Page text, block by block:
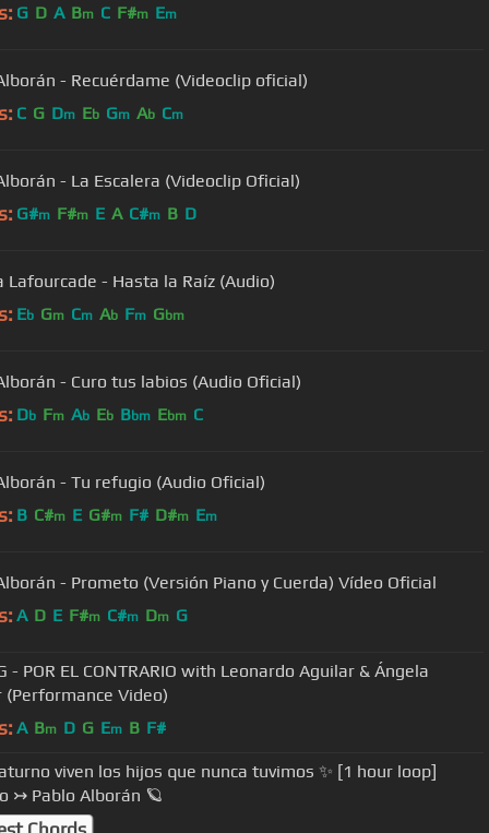
G D A Bm C F#m Em
- Recuérdame (Videoclip oficial)
C G Dm Eb Gm Ab Cm
- La Escalera (Videoclip Oficial)
G#m F#m E A C#m B D
Lafourcade - Hasta la Raíz (Audio)
Eb Gm Cm Ab Fm Gbm
- Curo tus labios (Audio Oficial)
Db Fm Ab Eb Bbm Ebm C
- Tu refugio (Audio Oficial)
B C#m E G#m F# D#m Em
- Prometo (Versión Piano y Cuerda) Vídeo Oficial
A D E F#m C#m Dm G
- POR EL CONTRARIO with Leonardo Aguilar & Ángela
(Performance Video)
A Bm D G Em B F#
viven los hijos que nunca tuvimos ✨ [1 hour loop]
↣ Pablo Alborán 🪐